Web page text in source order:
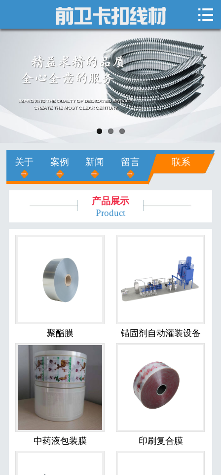
 网站首页
关于我们
新闻中心
产品展示
销售网络
在线留言
联系我们

关于 案例 新闻 留言 联系
产品展示
Product
聚酯膜 锚固剂自动灌装设备
中药液包装膜 印刷复合膜